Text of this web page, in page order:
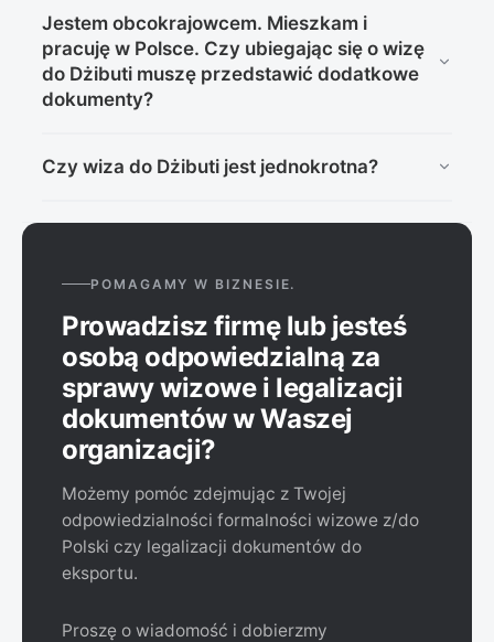
wtorek. Komplet wymaganych dokumentów zbieramy
do poprzedzającego piątku, do godziny 13. Aplikacje o
wizy elektroniczne składamy codziennie.
Jestem obcokrajowcem. Mieszkam i
pracuję w Polsce. Czy ubiegając się o wizę
do Dżibuti muszę przedstawić dodatkowe
dokumenty?
potwierdzenie zameldowania.
Czy wiza do Dżibuti jest jednokrotna?
Tak, e-wiza to jednokrotne zezwolenie na wjazd i
POMAGAMY W BIZNESIE.
Prowadzisz firmę lub jesteś
osobą odpowiedzialną za
sprawy wizowe i legalizacji
dokumentów w Waszej
organizacji?
Możemy pomóc zdejmując z Twojej
odpowiedzialności formalności wizowe z/do
Polski czy legalizacji dokumentów do
eksportu.
Proszę o wiadomość i dobierzmy